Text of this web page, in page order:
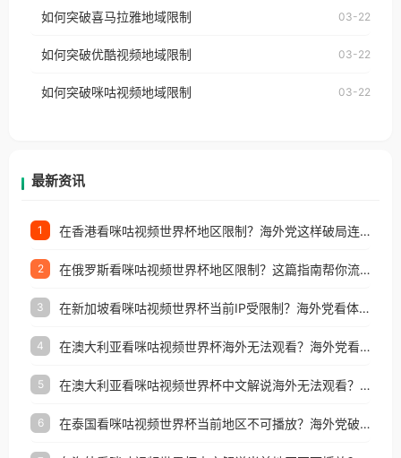
台湾、美国、加拿大、澳大利亚、欧洲等国家和地区
权限制所困扰。
国、加拿大、澳大利亚、欧洲等国家和地区时，网易
制问题，且仅能在中国大陆地区播放。 遇到这个问题
户收听网易云音乐地区版权限制」的问题，无论人在
如何突破喜马拉雅地域限制 03-22
如何突破优酷视频地域限制 03-22
如何突破咪咕视频地域限制 03-22
最新资讯
1 在香港看咪咕视频世界杯地区限制？海外党这样破局连看7天不卡顿！
2 在俄罗斯看咪咕视频世界杯地区限制？这篇指南帮你流畅看中文解说赛事
3 在新加坡看咪咕视频世界杯当前IP受限制？海外党看体育赛事的终极破局指南
4 在澳大利亚看咪咕视频世界杯海外无法观看？海外党看国内体育直播的终极解法
5 在澳大利亚看咪咕视频世界杯中文解说海外无法观看？这篇指南帮你搞定所有体育直播难题
6 在泰国看咪咕视频世界杯当前地区不可播放？海外党破局看中文解说赛事指南